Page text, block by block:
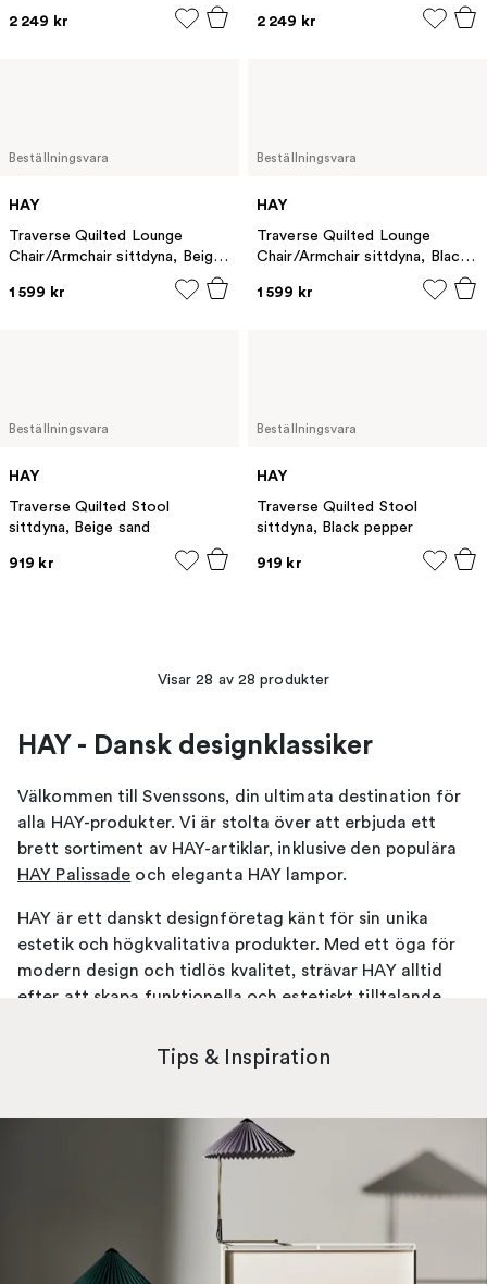
2 249 kr 2 249 kr
Beställningsvara
HAY
Traverse Quilted Lounge
Chair/Armchair sittdyna, Beige
1 599 kr
Beställningsvara
HAY
Traverse Quilted Lounge
Chair/Armchair sittdyna, Black
1 599 kr
Beställningsvara
HAY
Traverse Quilted Stool
sittdyna, Beige sand
919 kr
Beställningsvara
HAY
Traverse Quilted Stool
sittdyna, Black pepper
919 kr
Visar 28 av 28 produkter
HAY - Dansk designklassiker
Välkommen till Svenssons, din ultimata destination för
alla HAY-produkter. Vi är stolta över att erbjuda ett
brett sortiment av HAY-artiklar, inklusive den populära
HAY Palissade och eleganta HAY lampor.
HAY är ett danskt designföretag känt för sin unika
estetik och högkvalitativa produkter. Med ett öga för
modern design och tidlös kvalitet, strävar HAY alltid
efter att skapa funktionella och estetiskt tilltalande
eller hemtillbehör, har HAY något för alla smaker och
Ett av våra mest populära HAY-sortiment ärHAY
. Denna kollektion av utomhusmöbler
kombinerar robusthet med stil och är det perfekta
valet för alla som vill skapa ett elegant
HAY Palissade
från stolar och bord till bänkar och solstolar, alla
tillverkade med noggrann uppmärksamhet på detaljer.
Tips & Inspiration